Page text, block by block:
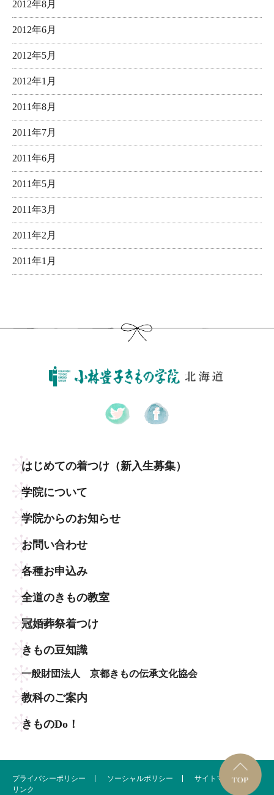
2012年8月
2012年6月
2012年5月
2012年1月
2011年8月
2011年7月
2011年6月
2011年5月
2011年3月
2011年2月
2011年1月
はじめての着つけ （新入生募集）
学院について
学院からのお知らせ
お問い合わせ
各種お申込み
全道のきもの教室
冠婚葬祭着つけ
きもの豆知識
一般財団法人 京都きもの伝承文化協会
教科のご案内
きものDo！
プライバシーポリシー ソーシャルポリシー
サイトマップ
リンク